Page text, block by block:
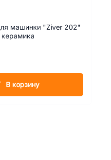
машинки "Ziver 202"
В корзину